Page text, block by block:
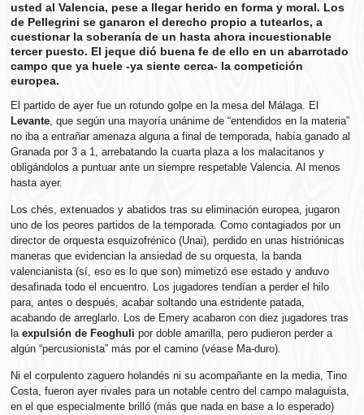
usted al Valencia, pese a llegar herido en forma y moral. Los
de Pellegrini se ganaron el derecho propio a tutearlos, a
cuestionar la soberanía de un hasta ahora incuestionable
tercer puesto. El jeque dió buena fe de ello en un abarrotado
campo que ya huele -ya siente cerca- la competición
europea.
El partido de ayer fue un rotundo golpe en la mesa del Málaga. El
Levante, que según una mayoría unánime de “entendidos en la materia”
no iba a entrañar amenaza alguna a final de temporada, había ganado al
Granada por 3 a 1, arrebatando la cuarta plaza a los malacitanos y
obligándolos a puntuar ante un siempre respetable Valencia. Al menos
hasta ayer.
Los chés, extenuados y abatidos tras su eliminación europea, jugaron
uno de los peores partidos de la temporada. Como contagiados por un
director de orquesta esquizofrénico (Unai), perdido en unas histriónicas
maneras que evidencian la ansiedad de su orquesta, la banda
valencianista (sí, eso es lo que son) mimetizó ese estado y anduvo
desafinada todo el encuentro. Los jugadores tendían a perder el hilo
para, antes o después, acabar soltando una estridente patada,
acabando de arreglarlo. Los de Emery acabaron con diez jugadores tras
laexpulsión de Feoghuli por doble amarilla, pero pudieron perder a
algún “percusionista” más por el camino (véase Ma-duro).
Ni el corpulento zaguero holandés ni su acompañante en la media, Tino
Costa, fueron ayer rivales para un notable centro del campo malaguista,
en el que especialmente brilló (más que nada en base a lo esperado)